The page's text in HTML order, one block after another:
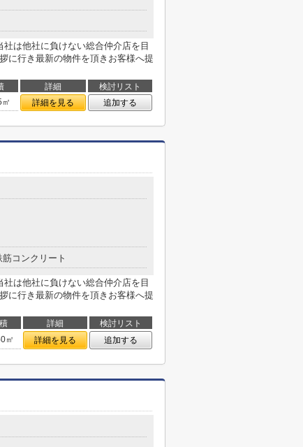
は他社に負けない総合仲介店を目
に行き最新の物件を頂きお客様へ提
詳細
検討リスト
詳細を見る 追加する
筋コンクリート
は他社に負けない総合仲介店を目
に行き最新の物件を頂きお客様へ提
詳細
検討リスト
㎡ 詳細を見る 追加する